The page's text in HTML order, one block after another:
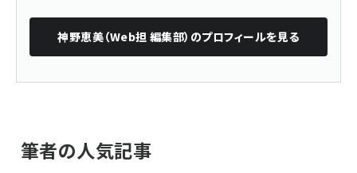
神野恵美（Web担 編集部） のプロフィールを見る
筆者の人気記事